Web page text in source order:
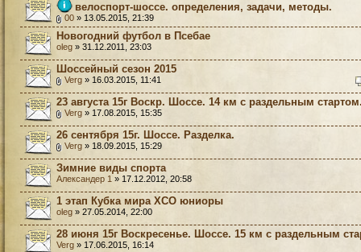
велоспорт-шоссе. определения, задачи, методы.
00 » 13.05.2015, 21:39
Новогодний футбол в Псебае
oleg » 31.12.2011, 23:03
Шоссейный сезон 2015
Verg » 16.03.2015, 11:41
23 августа 15г Воскр. Шоссе. 14 км с раздельным
Verg » 17.08.2015, 15:35
26 сентября 15г. Шоссе. Разделка.
Verg » 18.09.2015, 15:29
Зимние виды спорта
Александер 1 » 17.12.2012, 20:58
1 этап Кубка мира XCO юниоры
oleg » 27.05.2014, 22:00
28 июня 15г Воскресенье. Шоссе. 15 км с раздельным
Verg » 17.06.2015, 16:14